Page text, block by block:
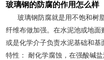
玻璃钢的防腐的作用怎么样
玻璃钢防腐就是用不饱和树
纤维布做加强。在水泥池或地
或是化学介子负责水泥基础和
特性： 耐化学腐蚀，在强酸碱